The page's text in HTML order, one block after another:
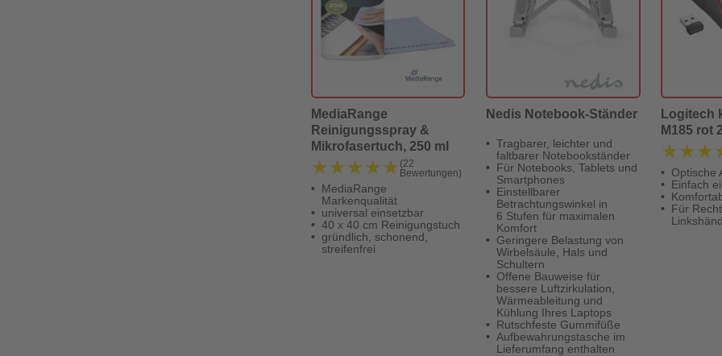
MediaRange
Reinigungsspray &
Mikrofasertuch, 250 ml
★★★★★
★★★★★ (22
Bewertungen)
MediaRange
Markenqualität
universal einsetzbar
40 x 40 cm Reinigungstuch
gründlich, schonend,
streifenfrei
Nedis Notebook-Ständer
Tragbarer, leichter und
faltbarer Notebookständer
Für Notebooks, Tablets und
Smartphones
Einstellbarer
Betrachtungswinkel in
6 Stufen für maximalen
Komfort
Geringere Belastung von
Wirbelsäule, Hals und
Schultern
Offene Bauweise für
bessere Luftzirkulation,
Wärmeableitung und
Kühlung Ihres Laptops
Rutschfeste Gummifüße
Aufbewahrungstasche im
Lieferumfang enthalten
Logitech
M185 rot
Optische
Einfach
Für